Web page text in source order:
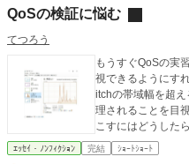
QoSの検証に悩む
てつろう
もうすぐQoSの実習をやる日だ。
視できるようにすればいいのか？
itchの帯域幅を超
理されることを目視 ↑この流れで行こう。 輻輳を人為的に
こすにはどうした
ｴｯｾｲ・ﾉﾝﾌｨｸｼｮﾝ 完結 ｼｮｰﾄｼｮｰﾄ